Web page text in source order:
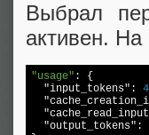
Выбрал
активен.
"usage" : {
"input_tokens" :
"output_tokens" :